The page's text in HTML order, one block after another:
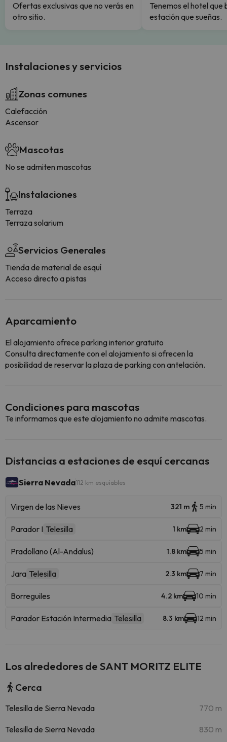
Ofertas exclusivas que no verás en
otro sitio.
Tenemos el hotel que
estación que sueñas.
Instalaciones y servicios
Zonas comunes
Calefacción
Ascensor
Mascotas
No se admiten mascotas
Instalaciones
Terraza
Terraza solarium
Servicios Generales
Tienda de material de esquí
Acceso directo a pistas
Aparcamiento
El alojamiento ofrece parking interior gratuito
Consulta directamente con el alojamiento si ofrecen la
posibilidad de reservar la plaza de parking con antelación.
Condiciones para mascotas
Te informamos que este alojamiento no admite mascotas.
Distancias a estaciones de esquí cercanas
Sierra Nevada112 km esquiables
Virgen de las Nieves 321 m 5 min
Parador I Telesilla 1 km 2 min
Pradollano (Al-Andalus) 1.8 km 5 min
Jara Telesilla 2.3 km 7 min
Borreguiles 4.2 km 10 min
Parador Estación Intermedia Telesilla 8.3 km 12 min
Los alrededores de SANT MORITZ ELITE
Cerca
Telesilla de Sierra Nevada 770 m
Telesilla de Sierra Nevada 830 m